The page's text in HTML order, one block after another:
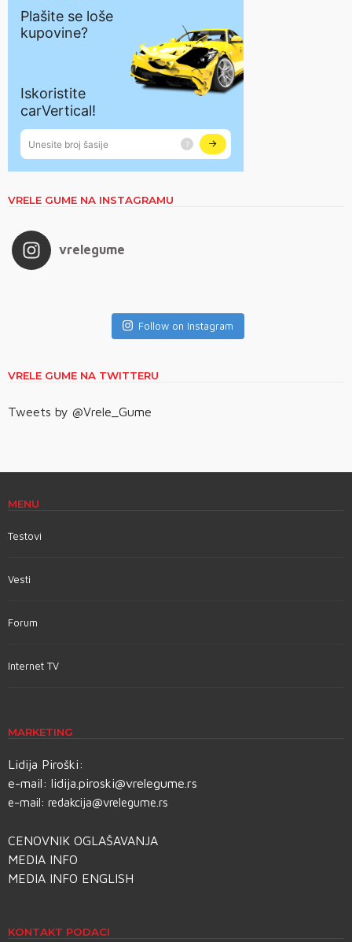
VRELE GUME NA INSTAGRAMU
vrelegume
Follow on Instagram
VRELE GUME NA TWITTERU
Tweets by @Vrele_Gume
MENU
Testovi
Vesti
Forum
Internet TV
MARKETING
Lidija Piroški:
e-mail: lidija.piroski@vrelegume.rs
e-mail: redakcija@vrelegume.rs
CENOVNIK OGLAŠAVANJA
MEDIA INFO
MEDIA INFO ENGLISH
KONTAKT PODACI